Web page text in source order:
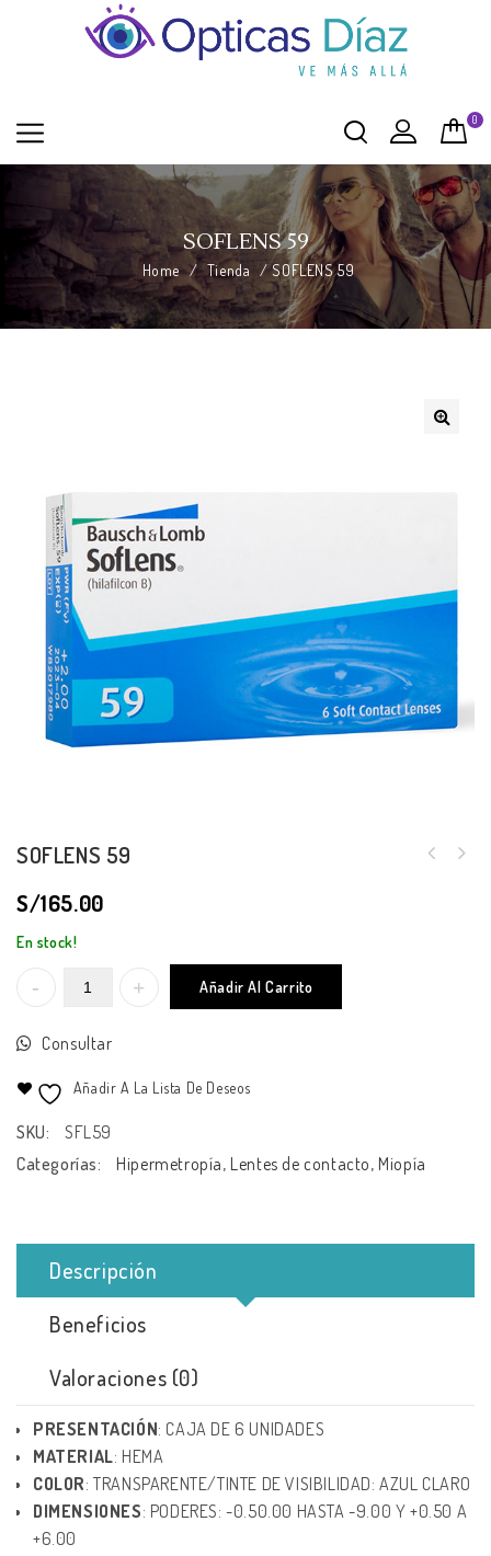
0
SOFLENS 59
Home / Tienda /SOFLENS 59
SOFLENS 59
S/165.00
En stock!
Añadir Al Carrito
Consultar
Añadir A La Lista De Deseos
SKU:
SFL59
Categorías:
Hipermetropía, Lentes de contacto, Miopía
Descripción
Beneficios
Valoraciones (0)
PRESENTACIÓN: CAJA DE 6 UNIDADES
MATERIAL: HEMA
COLOR: TRANSPARENTE/TINTE DE VISIBILIDAD: AZUL CLARO
DIMENSIONES: PODERES: -0.50.00 HASTA -9.00 Y +0.50 A
+6.00